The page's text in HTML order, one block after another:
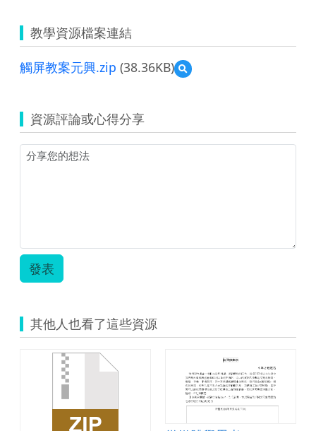
教學資源檔案連結
觸屏教案元興.zip (38.36KB)
預
覽
案
元
資源評論或心得分享
發表
其他人也看了這些資源